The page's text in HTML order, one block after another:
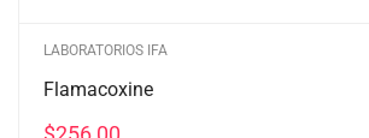
LABORATORIOS IFA
Flamacoxine